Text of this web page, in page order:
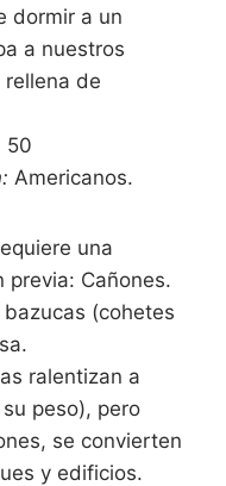
dormir a un
a nuestros
de
50
Americanos.
una
previa: Cañones.
(cohetes
ralentizan a
peso), pero
se convierten
y edificios.